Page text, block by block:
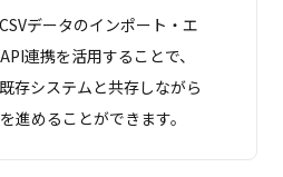
データのインポート・エ
連携を活用することで、
存システムと共存しながら
進めることができます。